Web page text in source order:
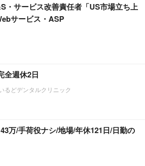
・サービス改善責任者「US市場立ち上
サービス・ASP
全週休2日
るどデンタルクリニック
万/手荷役ナシ/地場/年休121日/日勤の